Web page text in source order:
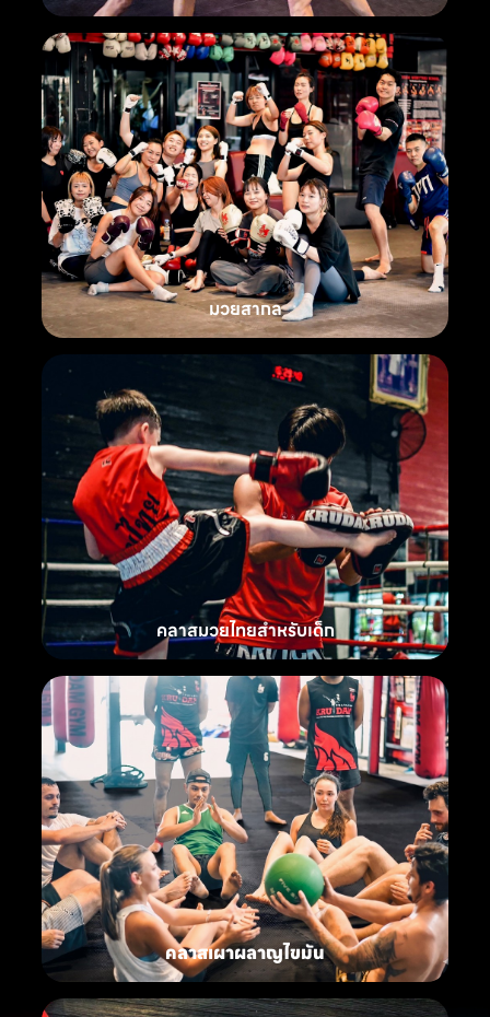
มวยสากล
คลาสมวยไทยสำหรับเด็ก
คลาสเผาผลาญไขมัน